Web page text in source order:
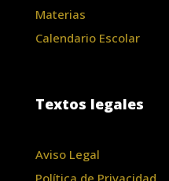
Materias
Calendario Escolar
Textos legales
Aviso Legal